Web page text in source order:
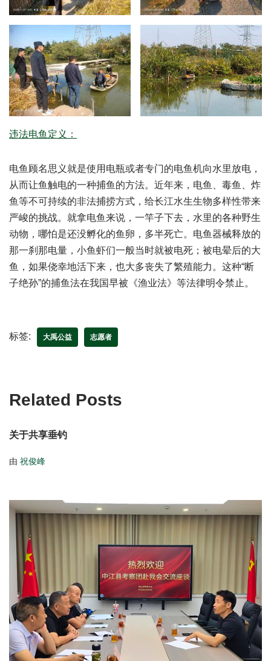
违法电鱼定义：
电鱼顾名思义就是使用电瓶或者专门的电鱼机向水里放电，
从而让鱼触电的一种捕鱼的方法。近年来，电鱼、毒鱼、炸
鱼等不可持续的非法捕捞方式，给长江水生生物多样性带来
严峻的挑战。就拿电鱼来说，一竿子下去，水里的各种野生
动物，哪怕是还没孵化的鱼卵，多半死亡。电鱼器械释放的
那一刹那电量，小鱼虾们一般当时就被电死；被电晕后的大
鱼，如果侥幸地活下来，也大多丧失了繁殖能力。这种“断
子绝孙”的捕鱼法在我国早被《渔业法》等法律明令禁止。
标签: 大禹公益 志愿者
Related Posts
关于共享垂钓
由 祝俊峰